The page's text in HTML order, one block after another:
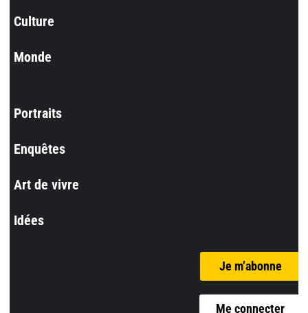
Culture
Monde
Portraits
Enquêtes
Art de vivre
Idées
Je m’abonne
Me connecter